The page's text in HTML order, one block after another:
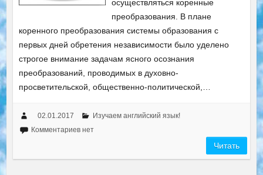
осуществляться коренные
преобразования. В плане
коренного преобразования системы образования с
первых дней обретения независимости было уделено
строгое внимание задачам ясного осознания
преобразований, проводимых в духовно-
просветительской, общественно-политической,…
02.01.2017
Изучаем английский язык!
Комментариев нет
Читать